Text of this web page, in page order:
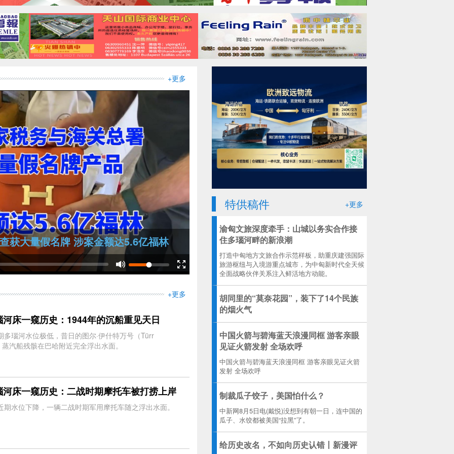
+更多
获大量假名牌 涉案金额达5.6亿福林
+更多
河床一窥历史：1944年的沉船重见天日
多瑙河水位极低，昔日的图尔·伊什特万号（Türr
汽船残骸在巴哈附近完全浮出水面。
河床一窥历史：二战时期摩托车被打捞上岸
期水位下降，一辆二战时期军用摩托车随之浮出水面。
特供稿件 +更多
渝匈文旅深度牵手：山城以务实合作接
住多瑙河畔的新浪潮
打造中匈地方文旅合作示范样板，助重庆建强国际
旅游枢纽与入境游重点城市，为中匈新时代全天候
全面战略伙伴关系注入鲜活地方动能。
胡同里的“莫奈花园”，装下了14个民族
的烟火气
中国火箭与碧海蓝天浪漫同框 游客亲眼
见证火箭发射 全场欢呼
中国火箭与碧海蓝天浪漫同框 游客亲眼见证火箭
发射 全场欢呼
制裁瓜子饺子，美国怕什么？
中新网8月5日电(戴悦)没想到有朝一日，连中国的
瓜子、水饺都被美国“拉黑”了。
给历史改名，不如向历史认错丨新漫评